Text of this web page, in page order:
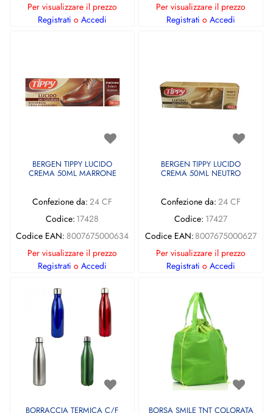
Per visualizzare il prezzo
Registrati o Accedi
Per visualizzare il prezzo
Registrati o Accedi
BERGEN TIPPY LUCIDO
CREMA 50ML MARRONE
Confezione da: 24 CF
Codice: 17428
Codice EAN: 8007675000634
Per visualizzare il prezzo
Registrati o Accedi
BERGEN TIPPY LUCIDO
CREMA 50ML NEUTRO
Confezione da: 24 CF
Codice: 17427
Codice EAN: 8007675000627
Per visualizzare il prezzo
Registrati o Accedi
BORRACCIA TERMICA C/F BORSA SMILE TNT COLORATA